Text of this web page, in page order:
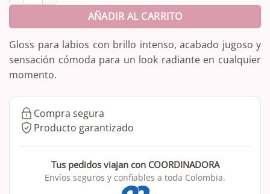
AÑADIR AL CARRITO
Gloss para labios con brillo intenso, acabado jugoso y
sensación cómoda para un look radiante en cualquier
momento.
Compra segura
Producto garantizado
Tus pedidos viajan con COORDINADORA
Envíos seguros y confiables a toda Colombia.